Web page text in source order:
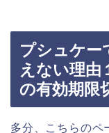
プシュケー
えない理由
の有効期限
多分、こちらのペ